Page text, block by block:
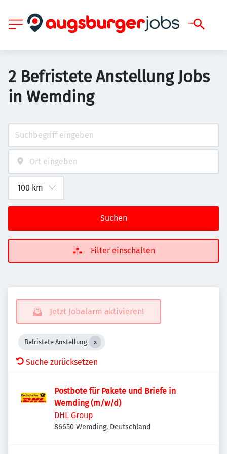
2 Befristete Anstellung Jobs
in Wemding
Suchen
Filter einschalten
Jetzt Jobalarm aktivieren!
Befristete Anstellung
Suche zurücksetzen
Postbote für Pakete und Briefe in
Wemding (m/w/d)
DHL Group
86650 Wemding, Deutschland